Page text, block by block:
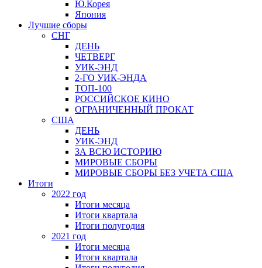
Ю.Корея
Япония
Лучшие сборы
СНГ
ДЕНЬ
ЧЕТВЕРГ
УИК-ЭНД
2-ГО УИК-ЭНДА
ТОП-100
РОССИЙСКОЕ КИНО
ОГРАНИЧЕННЫЙ ПРОКАТ
США
ДЕНЬ
УИК-ЭНД
ЗА ВСЮ ИСТОРИЮ
МИРОВЫЕ СБОРЫ
МИРОВЫЕ СБОРЫ БЕЗ УЧЕТА США
Итоги
2022 год
Итоги месяца
Итоги квартала
Итоги полугодия
2021 год
Итоги месяца
Итоги квартала